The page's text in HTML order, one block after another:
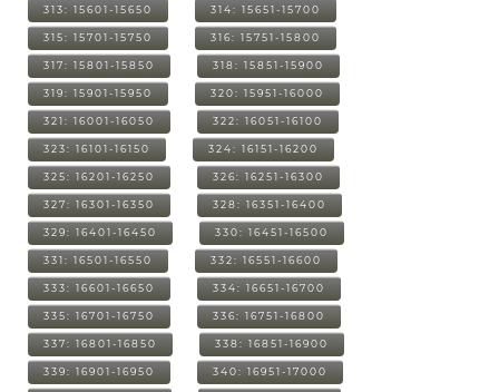
313: 15601-15650 314: 15651-15700
315: 15701-15750 316: 15751-15800
317: 15801-15850 318: 15851-15900
319: 15901-15950 320: 15951-16000
321: 16001-16050 322: 16051-16100
323: 16101-16150 324: 16151-16200
325: 16201-16250 326: 16251-16300
327: 16301-16350 328: 16351-16400
329: 16401-16450 330: 16451-16500
331: 16501-16550 332: 16551-16600
333: 16601-16650 334: 16651-16700
335: 16701-16750 336: 16751-16800
337: 16801-16850 338: 16851-16900
339: 16901-16950 340: 16951-17000